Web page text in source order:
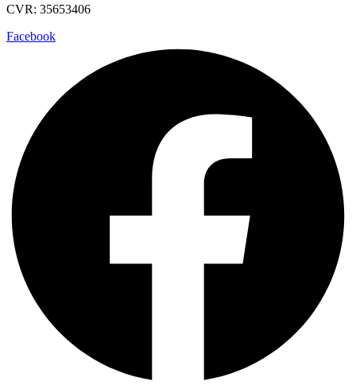
CVR: 35653406
Facebook